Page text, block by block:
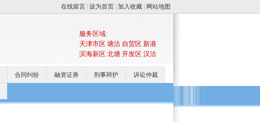
在线留言 设为首页 加入收藏 网站地图
服务区域:
天津市区 塘沽 自贸区 新港
滨海新区 北塘 开发区 汉沽
合同纠纷 融资证券 刑事辩护 诉讼仲裁